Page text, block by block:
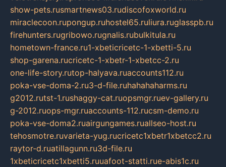
show-pets.rusmartnews03.rudiscofoxworld.ru
miraclecoon.rupongup.ruhostel65.ruliura.ruglasspb.ru
firehunters.rugribowo.rugnalis.rubulkitula.ru
hometown-france.ru1-xbeticricetc-1-xbetti-5.ru
shop-garena.rucricetc-1-xbetr-1-xbetcc-2.ru
one-life-story.rutop-halyava.ruaccounts112.ru
poka-vse-doma-2.ru3-d-file.ruhahahaharms.ru
g2012.rutst-1.rushaggy-cat.ruopsmgr.ruev-gallery.ru
g-2012.ruops-mgr.ruaccounts-112.rucsm-demo.ru
poka-vse-doma2.ruairgungames.ruallseo-host.ru
tehosmotre.ruvarieta-yug.rucricetc1xbetr1xbetcc2.ru
raytor-d.ruatillagunn.ru3d-file.ru
1xbeticricetc1xbetti5.ruuafoot-statti.rue-abis1c.ru